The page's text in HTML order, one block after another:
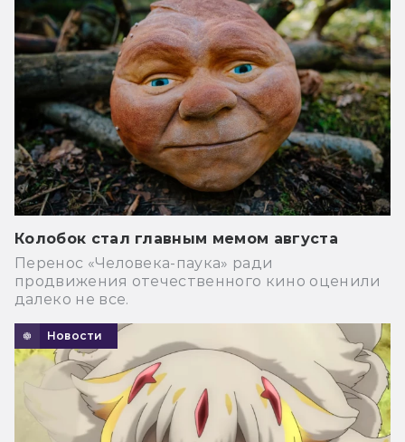
Колобок стал главным мемом августа
Перенос «Человека-паука» ради
продвижения отечественного кино оценили
далеко не все.
Новости